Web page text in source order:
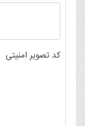
کد تصویر امنیتی